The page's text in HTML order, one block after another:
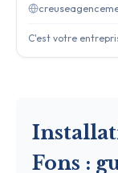
C'est votre
Fons :